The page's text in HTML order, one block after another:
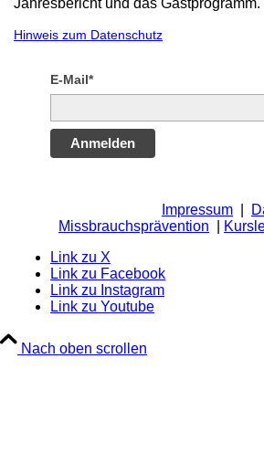
Hinweis zum Datenschutz
E-Mail*
Anmelden
Impressum
Missbrauchsprävention
Link zu X
Link zu Facebook
Link zu Instagram
Link zu Youtube
Nach oben scrollen